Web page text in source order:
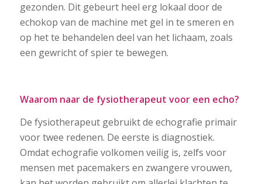
gezonden. Dit gebeurt heel erg lokaal door de
echokop van de machine met gel in te smeren en
op het te behandelen deel van het lichaam, zoals
een gewricht of spier te bewegen.
Waarom naar de fysiotherapeut voor een echo?
De fysiotherapeut gebruikt de echografie primair
voor twee redenen. De eerste is diagnostiek.
Omdat echografie volkomen veilig is, zelfs voor
mensen met pacemakers en zwangere vrouwen,